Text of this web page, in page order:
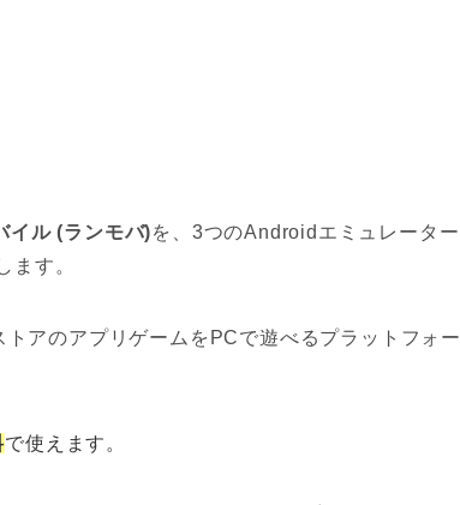
イル(ランモバ)を、3つのAndroidエミュレーター
ます。
アのアプリゲームをPCで遊べるプラットフォー
で使えます。